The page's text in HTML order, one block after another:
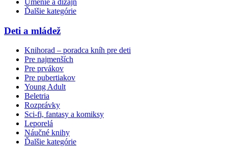
Ďalšie kategórie
Deti a mládež
Knihorad – poradca kníh pre deti
Pre najmenších
Pre prvákov
Pre pubertiakov
Young Adult
Beletria
Rozprávky
Sci-fi, fantasy a komiksy
Leporelá
Náučné knihy
Ďalšie kategórie